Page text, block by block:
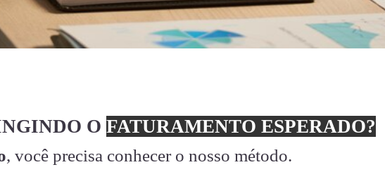
O FATURAMENTO ESPERADO?
, você precisa conhecer o nosso método.